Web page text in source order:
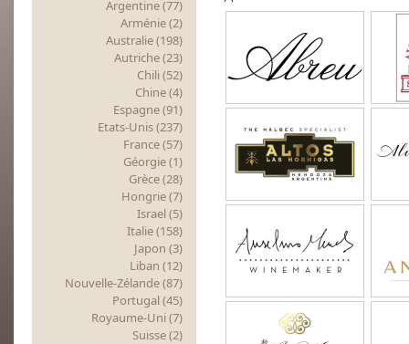
Argentine (77)
Arménie (2)
Australie (198)
Autriche (23)
Chili (52)
Chine (4)
Espagne (91)
Etats-Unis (237)
France (57)
Géorgie (1)
Grèce (28)
Hongrie (7)
Israel (5)
Italie (158)
Japon (3)
Liban (12)
Nouvelle-Zélande (87)
Portugal (45)
Royaume-Uni (7)
Suisse (2)